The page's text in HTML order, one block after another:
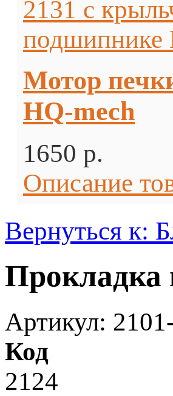
Мотор
HQ-mech
1650 p.
Описание
Вернуться к:
Прокладка
Артикул:
Код
2124